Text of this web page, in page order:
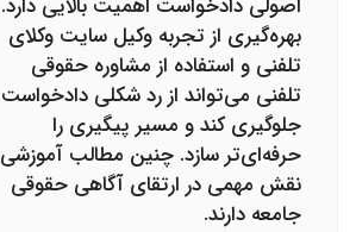
اصولی دادخواست اهمیت بالایی دارد.
بهره‌گیری از تجربه وکیل سایت وکلای
تلفنی و استفاده از مشاوره حقوقی
تلفنی می‌تواند از رد شکلی دادخواست
جلوگیری کند و مسیر پیگیری را
حرفه‌ای‌تر سازد. چنین مطالب آموزشی
نقش مهمی در ارتقای آگاهی حقوقی
جامعه دارند.